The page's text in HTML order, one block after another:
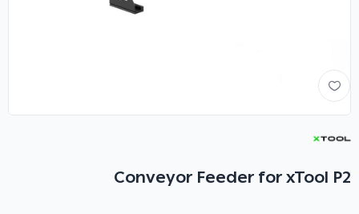
Conveyor Feeder for xTool P2